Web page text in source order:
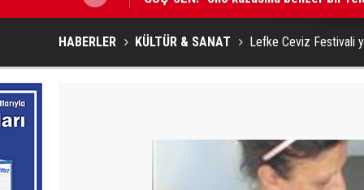
HABERLER KÜLTÜR & SANAT Lefke Ceviz Festivali